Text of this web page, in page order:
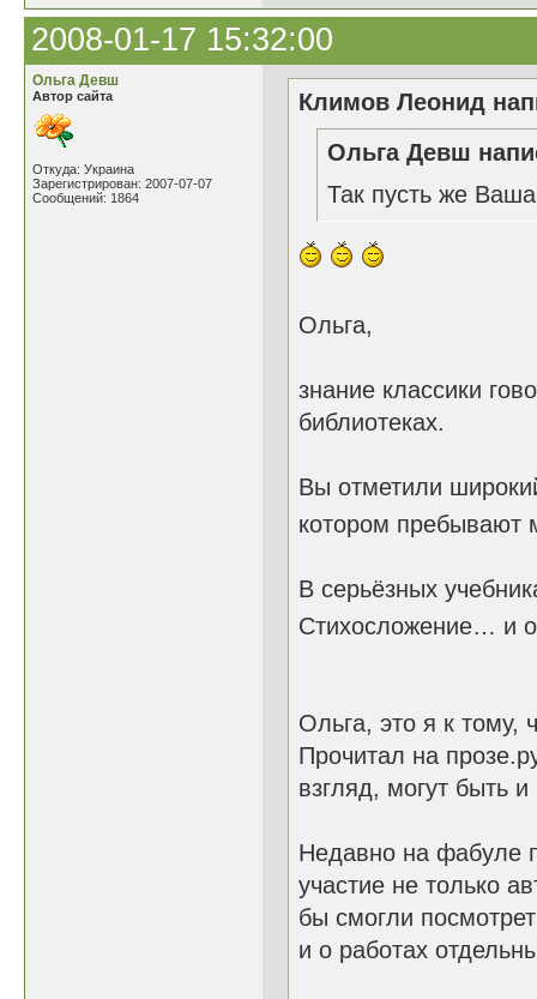
2008-01-17 15:32:00
Ольга Девш
Автор сайта
Откуда: Украина
Зарегистрирован: 2007-07-07
Сообщений: 1864
Климов Леонид
Ольга Девш
Так пусть же
Ольга,
знание классики
библиотеках.
Вы отметили
котором пребывают
В серьёзных
Стихосложение… и
Ольга, это я к тому,
Прочитал на
взгляд, могут быть
Недавно на фабуле
участие не только
бы смогли
и о работах